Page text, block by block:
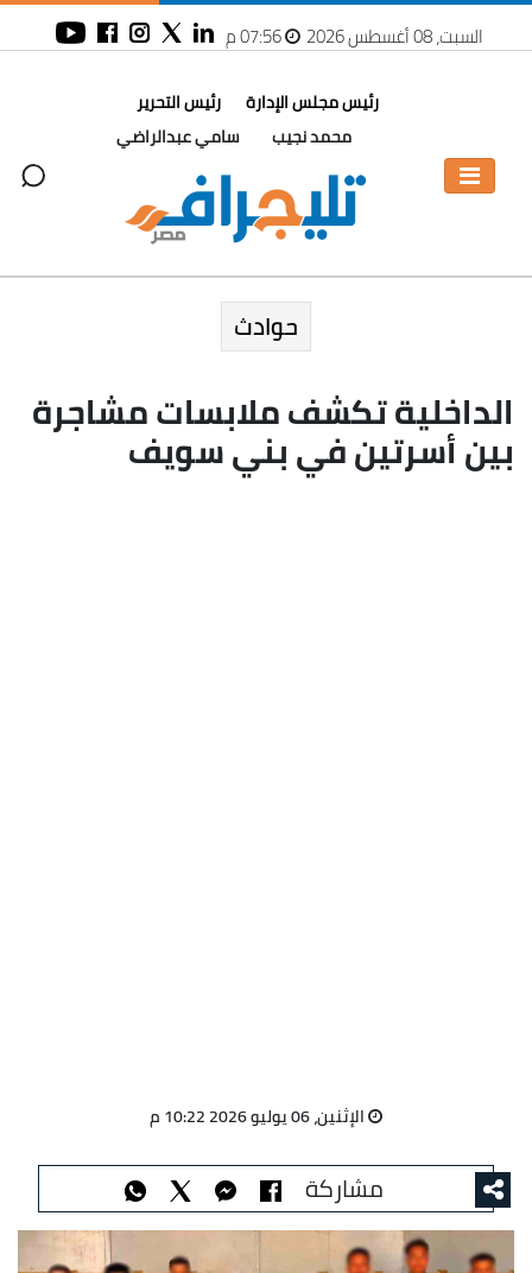
السبت، 08 أغسطس 2026 07:56 م
رئيس مجلس الإدارة
محمد نجيب
رئيس التحرير
سامي عبدالراضي
حوادث
الداخلية تكشف ملابسات مشاجرة
بين أسرتين في بني سويف
الإثنين، 06 يوليو 2026 10:22 م
مشاركة